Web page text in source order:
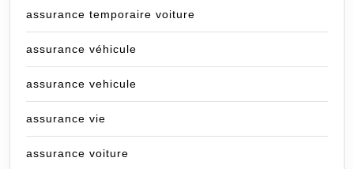
assurance temporaire voiture
assurance véhicule
assurance vehicule
assurance vie
assurance voiture